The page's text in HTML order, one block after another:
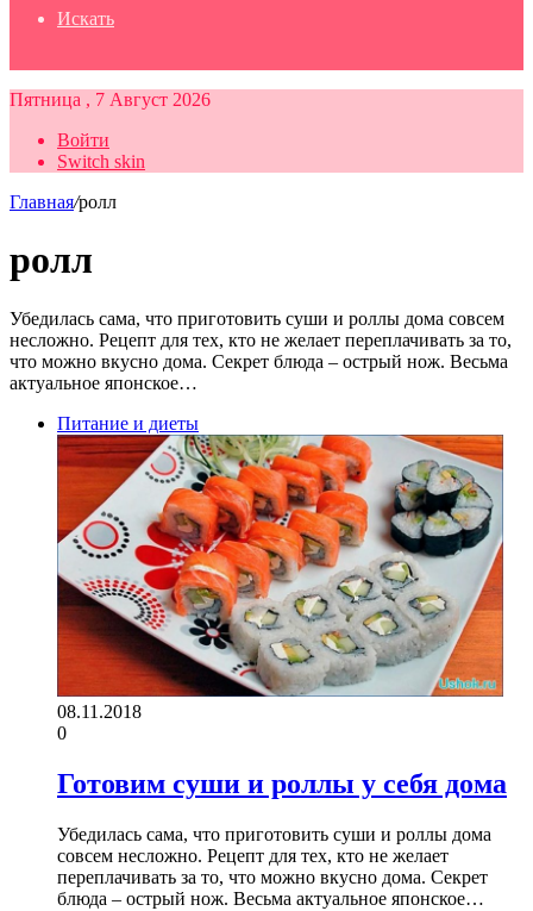
Искать
Пятница , 7 Август 2026
Войти
Switch skin
Главная/ролл
ролл
Убедилась сама, что приготовить суши и роллы дома совсем
несложно. Рецепт для тех, кто не желает переплачивать за то,
что можно вкусно дома. Секрет блюда – острый нож. Весьма
актуальное японское…
Питание и диеты
08.11.2018
0
Готовим суши и роллы у себя дома
Убедилась сама, что приготовить суши и роллы дома
совсем несложно. Рецепт для тех, кто не желает
переплачивать за то, что можно вкусно дома. Секрет
блюда – острый нож. Весьма актуальное японское…